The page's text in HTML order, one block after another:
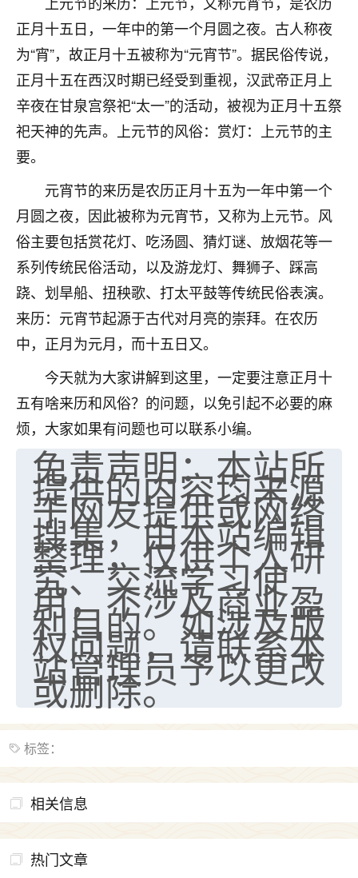
正月十五日，一年中的第一个月圆之夜。古人称夜
为“宵”，故正月十五被称为“元宵节”。据民俗传说，
正月十五在西汉时期已经受到重视，汉武帝正月上
辛夜在甘泉宫祭祀“太一”的活动，被视为正月十五祭
祀天神的先声。上元节的风俗：赏灯：上元节的主
要。
元宵节的来历是农历正月十五为一年中第一个
月圆之夜，因此被称为元宵节，又称为上元节。风
俗主要包括赏花灯、吃汤圆、猜灯谜、放烟花等一
系列传统民俗活动，以及游龙灯、舞狮子、踩高
跷、划旱船、扭秧歌、打太平鼓等传统民俗表演。
来历：元宵节起源于古代对月亮的崇拜。在农历
中，正月为元月，而十五日又。
今天就为大家讲解到这里，一定要注意正月十
五有啥来历和风俗？的问题，以免引起不必要的麻
烦，大家如果有问题也可以联系小编。
免责声明：本站所
提供的内容均来源
于网友提供或网络
搜集，由本站编辑
整理，仅供个人研
究、交流学习使
用，不涉及商业盈
利目的。如涉及版
权问题，请联系本
站管理员予以更改
或删除。
标签：
相关信息
热门文章
青春168
我也想要，我也想要！
2天前 来自山西 15
Jessica李
老师做不做超度法事？我想给我奶奶做超度，她今年
七零老顽童：我母亲前年离世，刚开始我经常
做梦梦见她，后来也是朋友介绍，找到慧来老
师，安排了超度法事，做梦再也没有梦到过
了，一开始是半信半疑的，图个心安，给亡母
超度，现在看来，人不信也不行。
2天前 来自云南 11
优秀的张同学
老师收徒吗？？我对这些很感兴趣
2天前 来自山西 15